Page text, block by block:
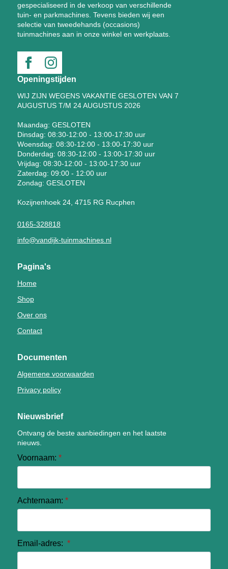
gespecialiseerd in de verkoop van verschillende
tuin- en parkmachines. Tevens bieden wij een
selectie van tweedehands (occasions)
tuinmachines aan in onze winkel en werkplaats.
Openingstijden
WIJ ZIJN WEGENS VAKANTIE GESLOTEN VAN 7
AUGUSTUS T/M 24 AUGUSTUS 2026
Maandag: GESLOTEN
Dinsdag: 08:30-12:00 - 13:00-17:30 uur
Woensdag: 08:30-12:00 - 13:00-17:30 uur
Donderdag: 08:30-12:00 - 13:00-17:30 uur
Vrijdag: 08:30-12:00 - 13:00-17:30 uur
Zaterdag: 09:00 - 12:00 uur
Zondag: GESLOTEN
Kozijnenhoek 24, 4715 RG Rucphen
0165-328818
info@vandijk-tuinmachines.nl
Pagina's
Home
Shop
Over ons
Contact
Documenten
Algemene voorwaarden
Privacy policy
Nieuwsbrief
Ontvang de beste aanbiedingen en het laatste
nieuws.
Voornaam: *
Achternaam: *
Email-adres: *